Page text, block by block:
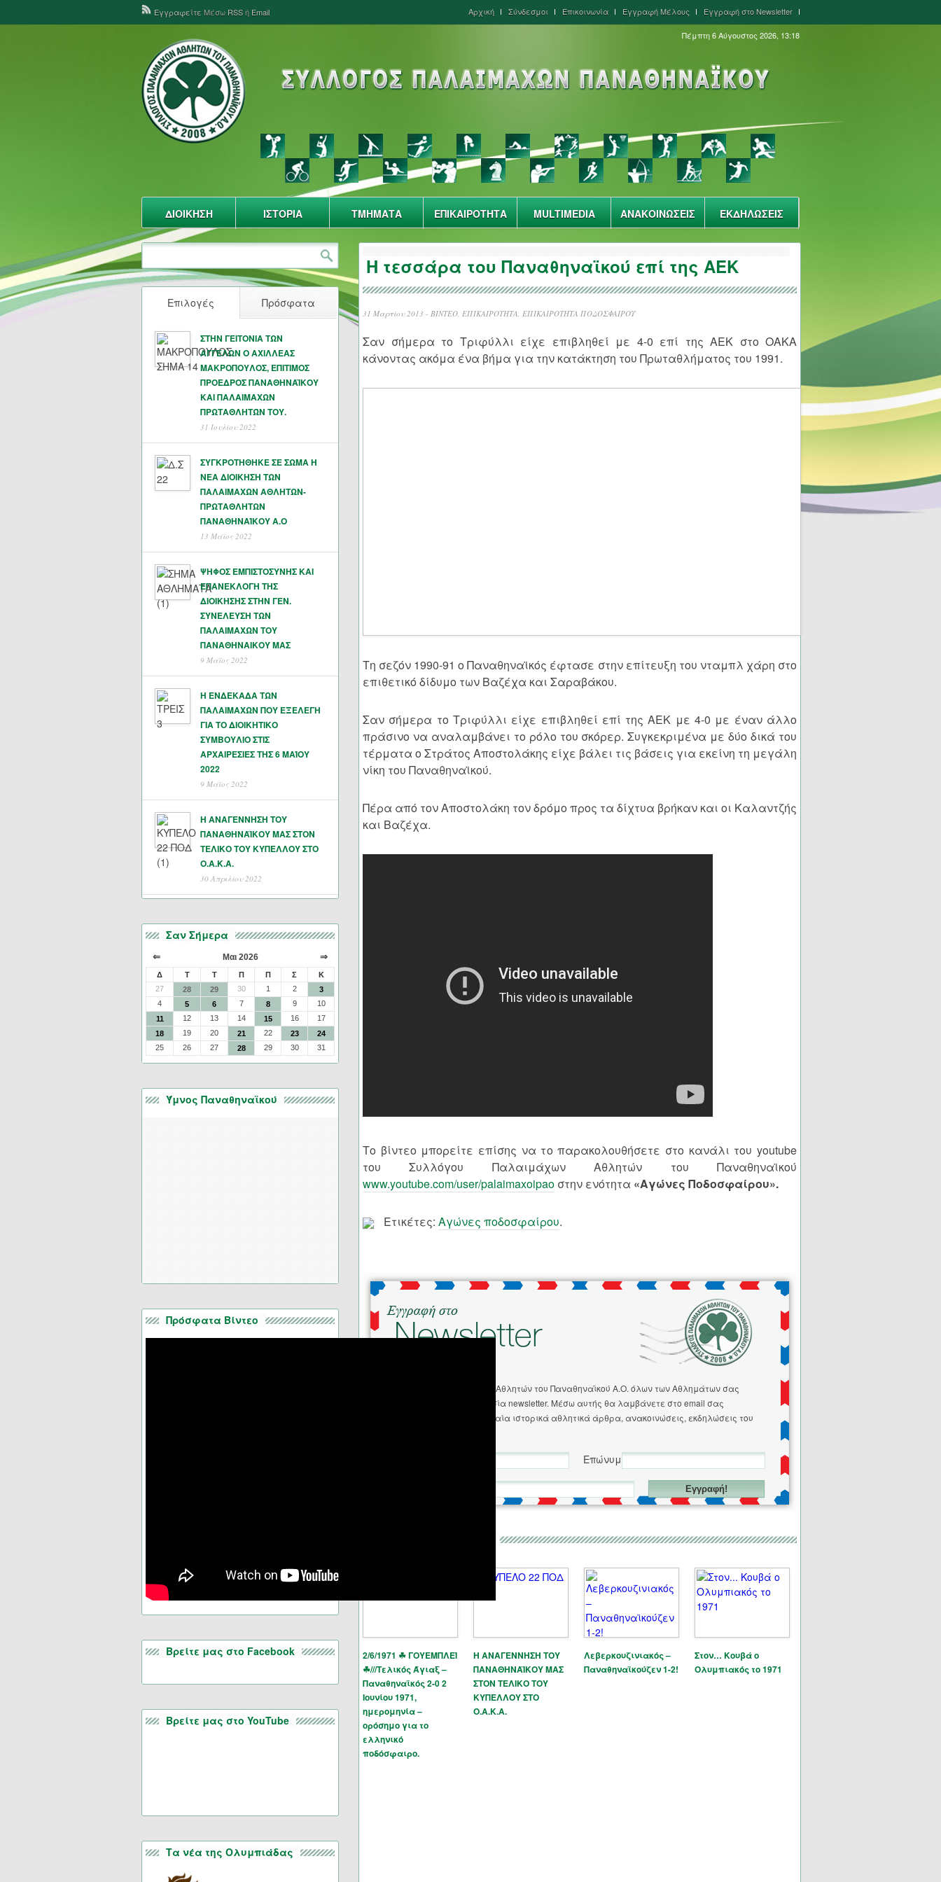
Εγγραφείτε Μέσω RSSή Email Αρχική Σύνδεσμοι Επικοινωνία Εγγραφή Μέλους Εγγραφή στο Newsletter
Πέμπτη 6 Αύγουστος 2026, 13:18
ΔΙΟΙΚΗΣΗ ΙΣΤΟΡΙΑ ΤΜΗΜΑΤΑ ΕΠΙΚΑΙΡΟΤΗΤΑ MULTIMEDIA ΑΝΑΚΟΙΝΩΣΕΙΣ ΕΚΔΗΛΩΣΕΙΣ
Επιλογές Πρόσφατα
ΣΤΗΝ ΓΕΙΤΟΝΙΑ ΤΩΝ
ΑΓΓΕΛΩΝ Ο ΑΧΙΛΛΕΑΣ
ΜΑΚΡΟΠΟΥΛΟΣ, ΕΠΙΤΙΜΟΣ
ΠΡΟΕΔΡΟΣ ΠΑΝΑΘΗΝΑΪΚΟΥ
ΚΑΙ ΠΑΛΑΙΜΑΧΩΝ
ΠΡΩΤΑΘΛΗΤΏΝ ΤΟΥ.
31 Ιουλίου 2022
ΣΥΓΚΡΟΤΗΘΗΚΕ ΣΕ ΣΩΜΑ Η
ΝΕΑ ΔΙΟΙΚΗΣΗ ΤΩΝ
ΠΑΛΑΙΜΑΧΩΝ ΑΘΛΗΤΩΝ-
ΠΡΩΤΑΘΛΗΤΩΝ
ΠΑΝΑΘΗΝΑΊΚΟΥ Α.Ο
13 Μάϊος 2022
ΨΗΦΟΣ ΕΜΠΙΣΤΟΣΥΝΗΣ ΚΑΙ
ΕΠΑΝΕΚΛΟΓΗ ΤΗΣ
ΔΙΟΙΚΗΣΗΣ ΣΤΗΝ ΓΕΝ.
ΣΥΝΕΛΕΥΣΗ ΤΩΝ
ΠΑΛΑΙΜΑΧΩΝ ΤΟΥ
ΠΑΝΑΘΗΝΑΙΚΟΥ ΜΑΣ
9 Μάϊος 2022
Η ΕΝΔΕΚΑΔΑ ΤΩΝ
ΠΑΛΑΙΜΑΧΩΝ ΠΟΥ ΕΞΕΛΕΓΗ
ΓΙΑ ΤΟ ΔΙΟΙΚΗΤΙΚΟ
ΣΥΜΒΟΥΛΙΟ ΣΤΙΣ
ΑΡΧΑΙΡΕΣΙΕΣ ΤΗΣ 6 ΜΑΊΟΥ
2022
9 Μάϊος 2022
Η ΑΝΑΓΕΝΝΗΣΗ ΤΟΥ
ΠΑΝΑΘΗΝΑΪΚΟΥ ΜΑΣ ΣΤΟΝ
ΤΕΛΙΚΟ ΤΟΥ ΚΥΠΕΛΛΟΥ ΣΤΟ
Ο.Α.Κ.Α.
30 Απριλίου 2022
Σαν Σήμερα
⇐ Μαι 2026 ⇒
Δ Τ Τ Π Π Σ
Κ
27
28 29 30 1 2
3
4
5 6 7 8 9
10
11
12 13 14 15 16
17
18
19 20 21 22 23
24
25
26 27 28 29 30 31
Ύμνος Παναθηναϊκού
Πρόσφατα Βίντεο
Βρείτε μας στο Facebook
Βρείτε μας στο YouTube
Τα νέα της Ολυμπιάδας
Η τεσσάρα του Παναθηναϊκού επί της ΑΕΚ
31 Μαρτίου 2013 - ΒΙΝΤΕΟ, ΕΠΙΚΑΙΡΟΤΗΤΑ, ΕΠΙΚΑΙΡΟΤΗΤΑ ΠΟΔΟΣΦΑΙΡΟΥ
Σαν σήμερα το Τριφύλλι είχε επιβληθεί με 4-0 επί της ΑΕΚ στο ΟΑΚΑ
κάνοντας ακόμα ένα βήμα για την κατάκτηση του Πρωταθλήματος του 1991.
Τη σεζόν 1990-91 ο Παναθηναϊκός έφτασε στην επίτευξη του νταμπλ χάρη στο
επιθετικό δίδυμο των Βαζέχα και Σαραβάκου.
Σαν σήμερα το Τριφύλλι είχε επιβληθεί επί της ΑΕΚ με 4-0 με έναν άλλο
πράσινο να αναλαμβάνει το ρόλο του σκόρερ. Συγκεκριμένα με δύο δικά του
τέρματα ο Στράτος Αποστολάκης είχε βάλει τις βάσεις για εκείνη τη μεγάλη
νίκη του Παναθηναϊκού.
Πέρα από τον Αποστολάκη τον δρόμο προς τα δίχτυα βρήκαν και οι Καλαντζής
και Βαζέχα.
Το βίντεο μπορείτε επίσης να το παρακολουθήσετε στο κανάλι του youtube
του Συλλόγου Παλαιμάχων Αθλητών του Παναθηναϊκού
www.youtube.com/user/palaimaxoipao στην ενότητα «Αγώνες Ποδοσφαίρου».
Ετικέτες: Αγώνες ποδοσφαίρου.
Ο Σύλλογος Παλαιμάχων Αθλητών του Παναθηναϊκού Α.Ο. όλων των Αθλημάτων σας
προσφέρει τη νέα υπηρεσία newsletter. Μέσω αυτής θα λαμβάνετε στο email σας
ενημέρωση για τα τελευταία ιστορικά αθλητικά άρθρα, ανακοινώσεις, εκδηλώσεις του
Επώνυμο
2/6/1971 ☘ ΓΟΥΕΜΠΛΕΪ
☘///Τελικός Άγιαξ –
Παναθηναϊκός 2-0 2
Ιουνίου 1971,
ημερομηνία –
ορόσημο για το
ελληνικό
ποδόσφαιρο.
Η ΑΝΑΓΕΝΝΗΣΗ ΤΟΥ
ΠΑΝΑΘΗΝΑΪΚΟΥ ΜΑΣ
ΣΤΟΝ ΤΕΛΙΚΟ ΤΟΥ
ΚΥΠΕΛΛΟΥ ΣΤΟ
Ο.Α.Κ.Α.
Λεβερκουζινιακός –
Παναθηναϊκούζεν 1-2!
Στον… Κουβά ο
Ολυμπιακός το 1971